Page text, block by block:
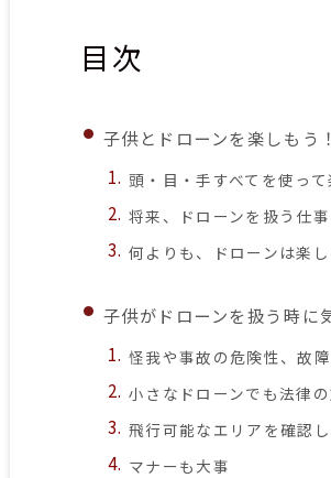
目次
子供とドローンを楽しもう！
頭・目・手すべてを使って
将来、ドローンを扱う仕
何よりも、ドローンは楽し
子供がドローンを扱う時に
怪我や事故の危険性、故
小さなドローンでも法律
飛行可能なエリアを確認
マナーも大事